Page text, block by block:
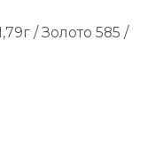
/ Золото 585 /